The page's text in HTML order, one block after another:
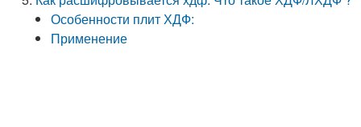
Особенности плит ХДФ:
Применение